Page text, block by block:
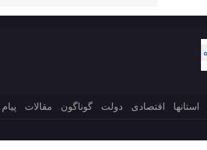
استانها اقتصادی دولت گوناگون مقالات پیام